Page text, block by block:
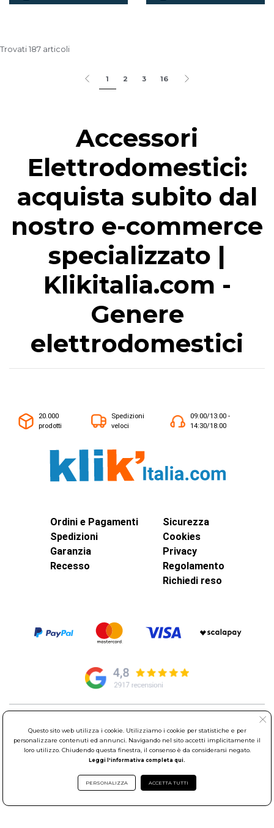
Trovati 187 articoli
1 2 3 16
Accessori
Elettrodomestici:
acquista subito dal
nostro e-commerce
specializzato |
Klikitalia.com -
Genere
elettrodomestici
20.000
prodotti
Spedizioni
veloci
09:00/13:00 -
14:30/18:00
Ordini e Pagamenti
Spedizioni
Garanzia
Recesso
Sicurezza
Cookies
Privacy
Regolamento
Richiedi reso
00015 Monterotondo Scalo (RM)
Partita Iva: 01586761007 - Codice Fiscale: 06634500588 Capitale
Sociale 1.600.000,00 Euro i.v. Iscritto al Registro delle Imprese di
Sede Operativa: Via Leonardo da Vinci, 40 - 00015 Monterotondo
Scalo (RM) - Telefono:06.90095358
Questo sito web utilizza i cookie. Utilizziamo i cookie per statistiche e per
personalizzare contenuti ed annunci. Navigando nel sito accetti implicitamente il
loro utilizzo. Chiudendo questa finestra, il consenso è da considerarsi negato.
Leggi l'informativa completa qui.
PERSONALIZZA ACCETTA TUTTI